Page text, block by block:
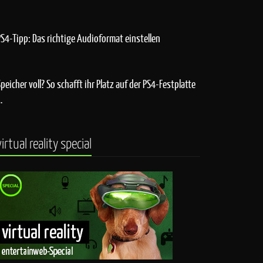
Tipp: Das richtige Audioformat einstellen
voll? So schafft ihr Platz auf der PS4-Festplatte
reality special